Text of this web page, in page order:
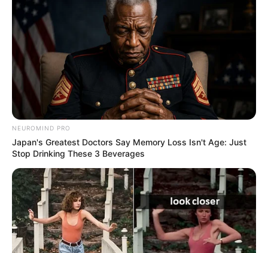
NEUROMIND PRO
Japan's Greatest Doctors Say Memory Loss Isn't Age: Just
Stop Drinking These 3 Beverages